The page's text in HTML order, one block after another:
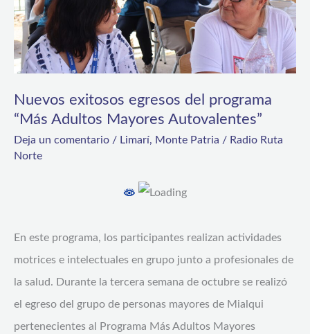
Nuevos exitosos egresos del programa
“Más Adultos Mayores Autovalentes”
Deja un comentario / Limarí, Monte Patria / Radio Ruta
Norte
En este programa, los participantes realizan actividades
motrices e intelectuales en grupo junto a profesionales de
la salud. Durante la tercera semana de octubre se realizó
el egreso del grupo de personas mayores de Mialqui
pertenecientes al Programa Más Adultos Mayores
“Más
Adultos
Mayores
Autovalentes”